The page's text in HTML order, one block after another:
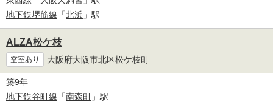
地下鉄堺筋線 「北浜 」駅
ALZA松ケ枝
空室あり 大阪府大阪市北区松ケ枝町
築9年
地下鉄谷町線 「南森町 」駅